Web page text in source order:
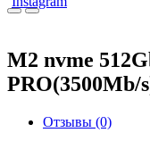
M2 nvme
PRO(3500Mb/
Отзывы (0)